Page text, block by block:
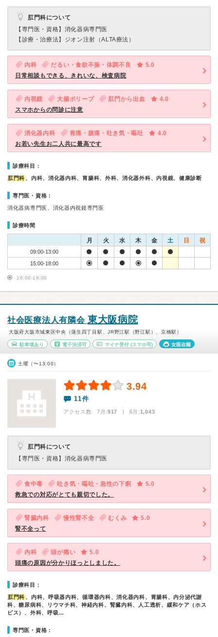
肛門科について
【専門医・資格】 消化器病専門医
【診療・治療法】 ジオン注射（ALTA療法）
内科 だるい・食欲不振・体調不良
5.0
日常相談もできる、きれいな、検査病院
内視鏡 大腸ポリープ 肛門から出血
4.0
スマホからの問診に注意
消化器内科 胃痛・腹痛・吐き気・嘔吐
4.0
お若い先生お二人共に最高です
診療科目：
肛門科 、内科、消化器内科、胃腸科、外科、消化器外科、内視鏡、健康診断
専門医・資格：
消化器病専門医、消化器内視鏡専門医
診療時間
月 火 水 木 金 土 日 祝
09:00-13:00
15:00-18:00
16:00-19:00
社会医療法人有隣会 東大阪病院
大阪府大阪市城東区中央（蒲生四丁目駅、JR野江駅（野江駅）、京橋駅）
駐車場あり 電子決済可 マイナ受付 (スマホ可) 女医在籍
土曜（〜13:00）
3.94
11件
アクセス数 7月:917 | 6月:1,043
肛門科について
【専門医・資格】 消化器病専門医
食中毒 吐き気・嘔吐・急性の下痢
5.0
救急での対応がとても親切でした。
腎臓内科 慢性腎不全 むくみ
5.0
腎不全って
内科 頭が痛い
5.0
頭痛の原因が分かりほっとしました。
診療科目：
肛門科 、内科、呼吸器内科、循環器内科、消化器内科、胃腸科、内分泌代謝
科、糖尿病科、リウマチ科、神経内科、腎臓内科、人工透析、緩和ケア（ホス
ピス）、外科、呼吸…
専門医・資格：